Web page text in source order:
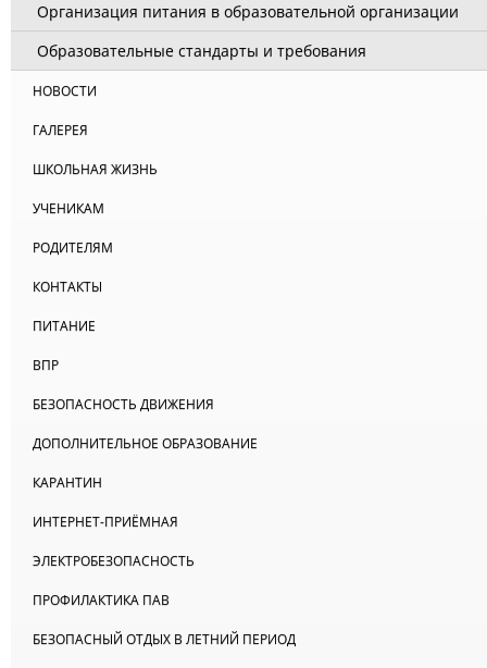
Организация питания в образовательной организации
Образовательные стандарты и требования
НОВОСТИ
ГАЛЕРЕЯ
ШКОЛЬНАЯ ЖИЗНЬ
УЧЕНИКАМ
РОДИТЕЛЯМ
КОНТАКТЫ
ПИТАНИЕ
ВПР
БЕЗОПАСНОСТЬ ДВИЖЕНИЯ
ДОПОЛНИТЕЛЬНОЕ ОБРАЗОВАНИЕ
КАРАНТИН
ИНТЕРНЕТ-ПРИЁМНАЯ
ЭЛЕКТРОБЕЗОПАСНОСТЬ
ПРОФИЛАКТИКА ПАВ
БЕЗОПАСНЫЙ ОТДЫХ В ЛЕТНИЙ ПЕРИОД